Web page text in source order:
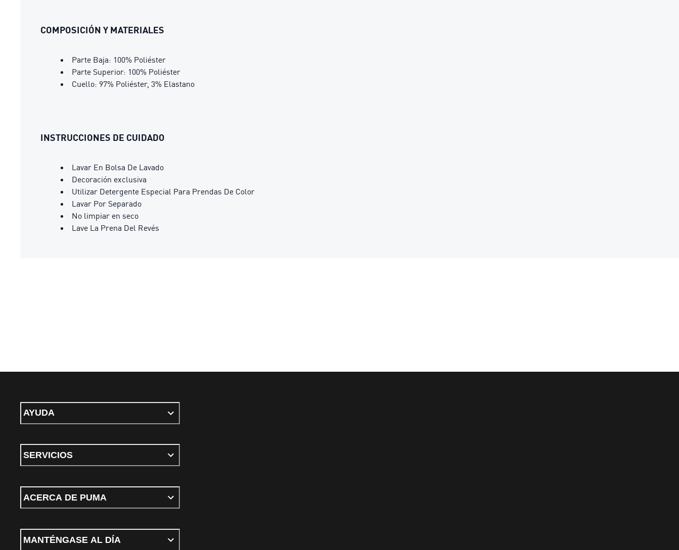
COMPOSICIÓN Y MATERIALES
Parte Baja: 100% Poliéster
Parte Superior: 100% Poliéster
Cuello: 97% Poliéster, 3% Elastano
INSTRUCCIONES DE CUIDADO
Lavar En Bolsa De Lavado
Decoración exclusiva
Utilizar Detergente Especial Para Prendas De Color
Lavar Por Separado
No limpiar en seco
Lave La Prena Del Revés
AYUDA
SERVICIOS
ACERCA DE PUMA
MANTÉNGASE AL DÍA